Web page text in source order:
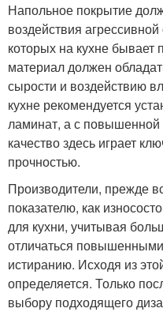
Напольное покрытие
воздействия
которых на кухне бывает
материал должен
сырости и воздействию
кухне рекомендуется
ламинат, а с повышенной
качество здесь играет
прочностью.
Производители, прежде
показателю, как
для кухни, учитывая
отличаться
истиранию. Исходя из
определяется. Только
выбору подходящего